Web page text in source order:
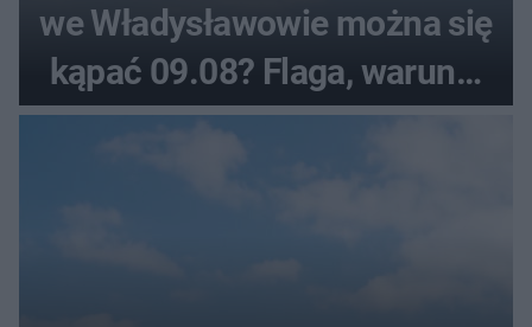
we Władysławowie można się
kąpać 09.08? Flaga, warunki
pogodowe